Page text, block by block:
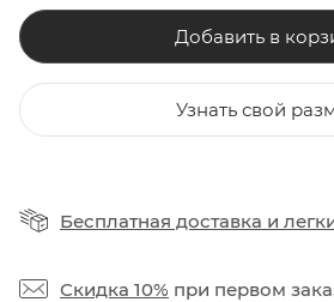
Добавить в
Узнать свой
Бесплатная доставка и
Скидка 10% при первом